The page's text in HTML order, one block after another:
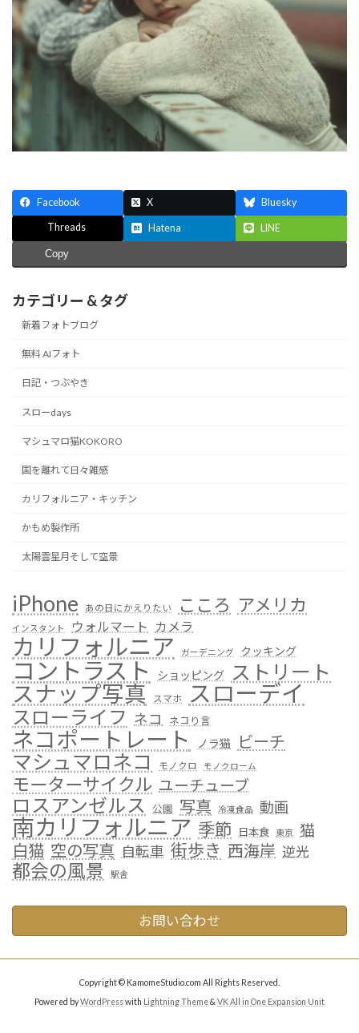
Facebook X Bluesky
Threads Hatena LINE
Copy
カテゴリー & タグ
新着フォトブログ
無料 AIフォト
日記・つぶやき
スローdays
マシュマロ猫KOKORO
国を離れて日々雑感
カリフォルニア・キッチン
かもめ製作所
太陽雲星月そして空景
iPhone あの日にかえりたい こころ アメリカ
インスタント ウォルマート カメラ
カリフォルニア ガーデニング クッキング
コントラスト ショッピング ストリート
スナップ写真 スマホ スローデイ
スローライフ ネコ ネコり言
ネコポートレート ノラ猫 ビーチ
マシュマロネコ モノクロ モノクローム
モーターサイクル ユーチューブ
ロスアンゼルス 公園 写真 冷凍食品 動画
南カリフォルニア 季節 日本食 東京 猫
白猫 空の写真 自転車 街歩き 西海岸 逆光
都会の風景 駅舎
お問い合わせ
Copyright © KamomeStudio.com All Rights Reserved.
Powered byWordPresswith Lightning Theme& VK All in One Expansion Unit